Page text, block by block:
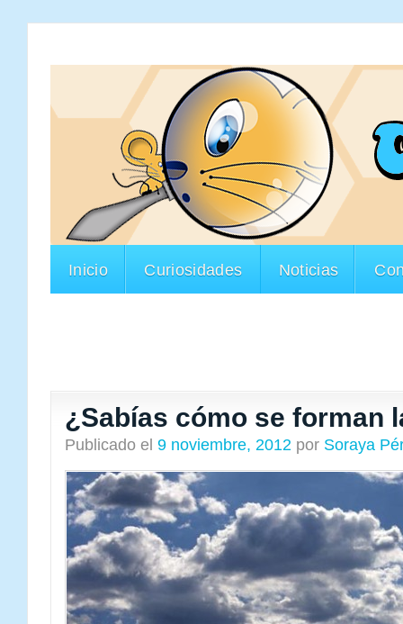
Inicio Curiosidades Noticias
¿Sabías cómo se forman
Publicado el 9 noviembre, 2012 por Soraya